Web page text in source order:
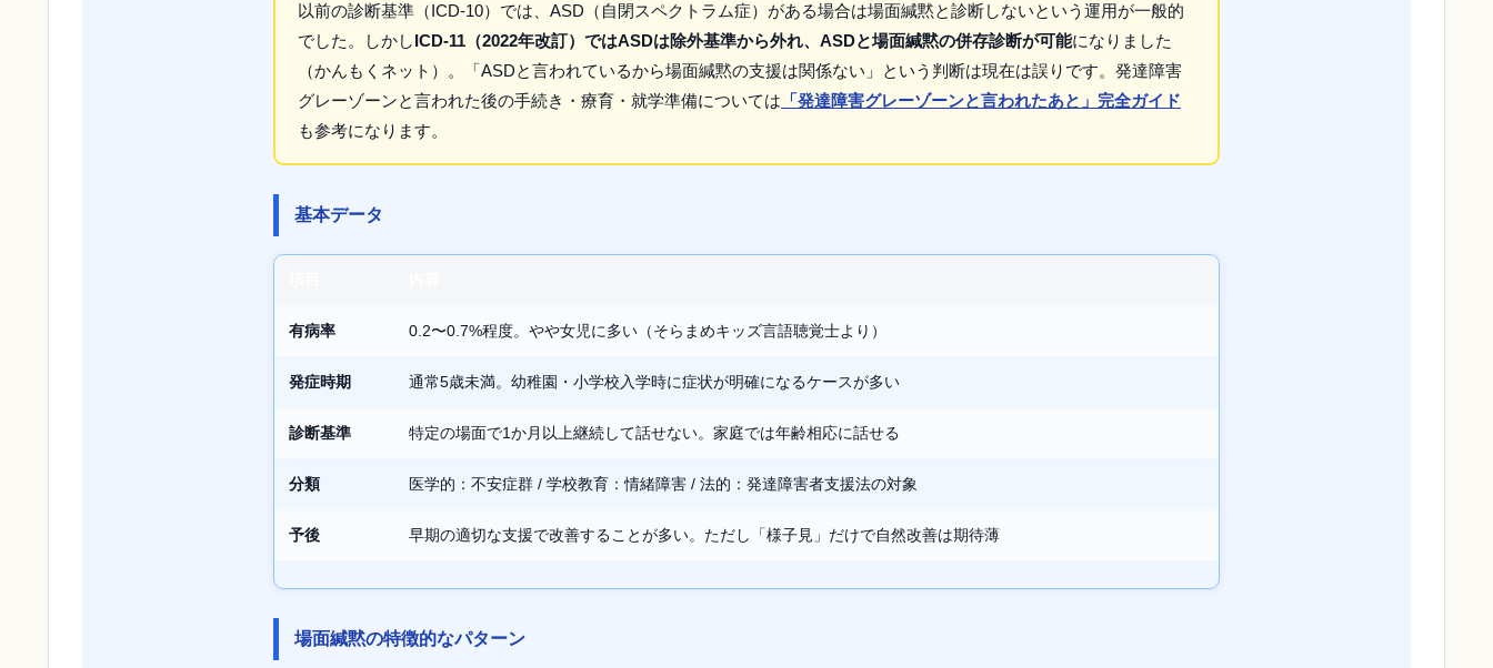
以前の診断基準（ICD-10）では、ASD（自閉スペクトラム症）がある場合は場面緘黙と診断しないという運用が一般的
でした。しかし ICD-11（2022年改訂）ではASDは除外基準から外れ、ASDと場面緘黙の併存診断が可能になりました
（かんもくネット）。「ASDと言われているから場面緘黙の支援は関係ない」という判断は現在は誤りです。発達障害
グレーゾーンと言われた後の手続き・療育・就学準備については 「発達障害グレーゾーンと言われたあと」完全ガイド
も参考になります。
基本データ
有病率 0.2〜0.7%程度。やや女児に多い（そらまめキッズ言語聴覚士より）
発症時期 通常5歳未満。幼稚園・小学校入学時に症状が明確になるケースが多い
診断基準 特定の場面で1か月以上継続して話せない。家庭では年齢相応に話せる
分類 医学的：不安症群 / 学校教育：情緒障害 / 法的：発達障害者支援法の対象
予後 早期の適切な支援で改善することが多い。ただし「様子見」だけで自然改善は期待薄
場面緘黙の特徴的なパターン